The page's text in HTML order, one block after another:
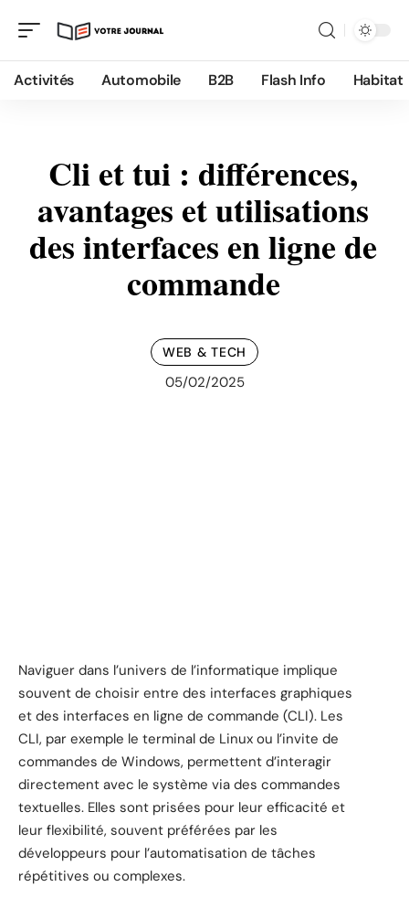
Activités Automobile B2B Flash Info Habitat
Cli et tui : différences,
avantages et utilisations
des interfaces en ligne de
commande
WEB & TECH
05/02/2025
Naviguer dans l’univers de l’informatique implique
souvent de choisir entre des interfaces graphiques
et des interfaces en ligne de commande (CLI). Les
CLI, par exemple le terminal de Linux ou l’invite de
commandes de Windows, permettent d’interagir
directement avec le système via des commandes
textuelles. Elles sont prisées pour leur efficacité et
leur flexibilité, souvent préférées par les
développeurs pour l’automatisation de tâches
répétitives ou complexes.